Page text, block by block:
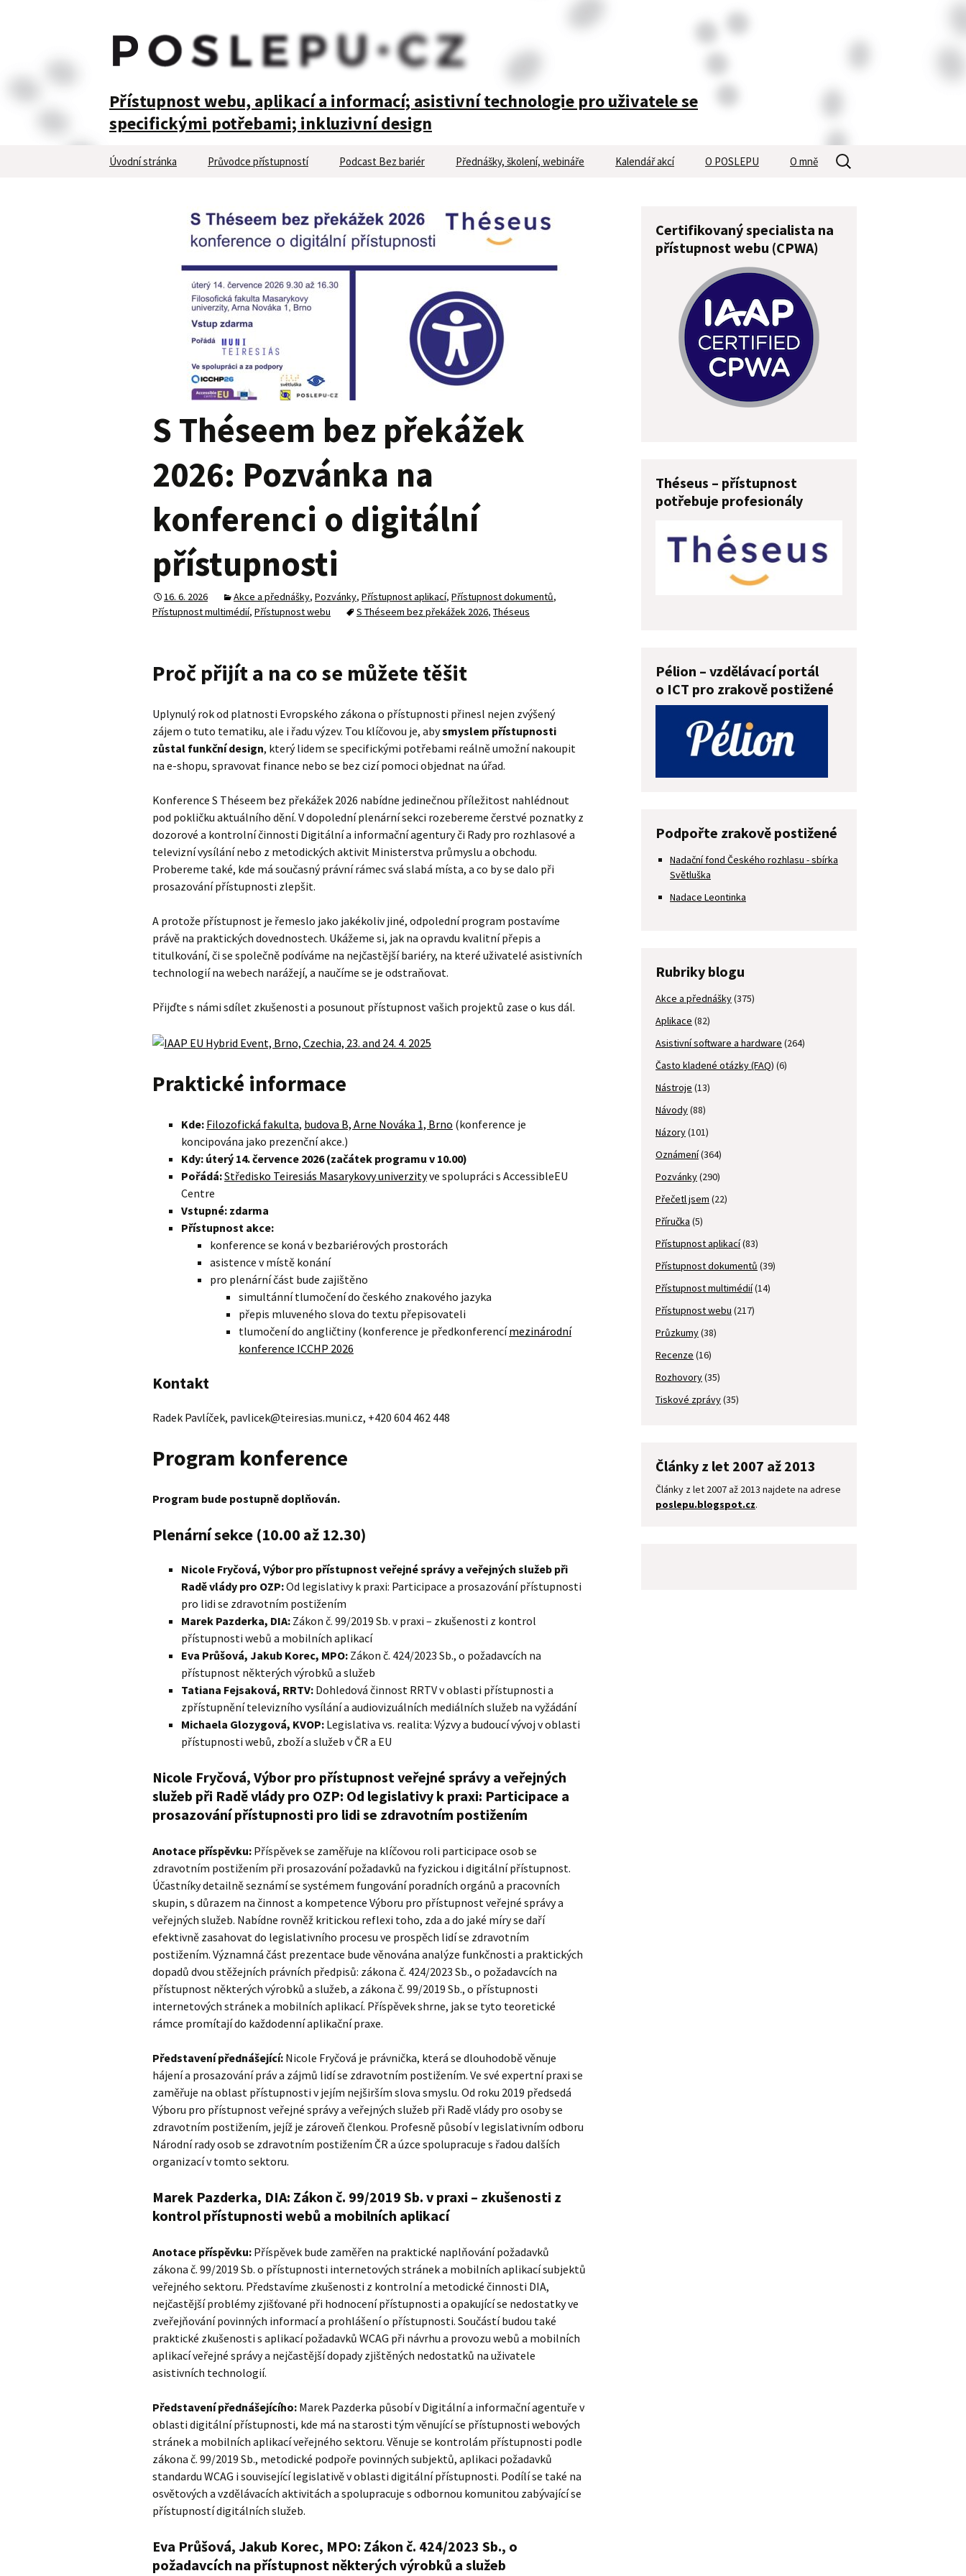
POSLEPU
Přístupnost webu, aplikací a informací; asistivní technologie pro uživatele se
specifickými potřebami; inkluzivní design
Přejít
Úvodní stránka Průvodce přístupností Podcast Bez bariér Přednášky, školení, webináře Kalendář akcí O POSLEPU O mně
Vyhledávání
S Théseem bez překážek
2026: Pozvánka na
konferenci o digitální
přístupnosti
16. 6. 2026 Akce a přednášky, Pozvánky, Přístupnost aplikací, Přístupnost dokumentů,
Přístupnost multimédií, Přístupnost webu S Théseem bez překážek 2026, Théseus
Proč přijít a na co se můžete těšit
Uplynulý rok od platnosti Evropského zákona o přístupnosti přinesl nejen zvýšený
zájem o tuto tematiku, ale i řadu výzev. Tou klíčovou je, abysmyslem přístupnosti
zůstal funkční design, který lidem se specifickými potřebami reálně umožní nakoupit
na e-shopu, spravovat finance nebo se bez cizí pomoci objednat na úřad.
Konference S Théseem bez překážek 2026 nabídne jedinečnou příležitost nahlédnout
pod pokličku aktuálního dění. V dopolední plenární sekci rozebereme čerstvé poznatky z
dozorové a kontrolní činnosti Digitální a informační agentury či Rady pro rozhlasové a
televizní vysílání nebo z metodických aktivit Ministerstva průmyslu a obchodu.
Probereme také, kde má současný právní rámec svá slabá místa, a co by se dalo při
prosazování přístupnosti zlepšit.
A protože přístupnost je řemeslo jako jakékoliv jiné, odpolední program postavíme
právě na praktických dovednostech. Ukážeme si, jak na opravdu kvalitní přepis a
titulkování, či se společně podíváme na nejčastější bariéry, na které uživatelé asistivních
technologií na webech narážejí, a naučíme se je odstraňovat.
Přijďte s námi sdílet zkušenosti a posunout přístupnost vašich projektů zase o kus dál.
Praktické informace
Kde: Filozofická fakulta, budova B, Arne Nováka 1, Brno (konference je
koncipována jako prezenční akce.)
Kdy: úterý 14. července 2026 (začátek programu v 10.00)
Pořádá:Středisko Teiresiás Masarykovy univerzityve spolupráci s AccessibleEU
Centre
Vstupné: zdarma
Přístupnost akce:
konference se koná v bezbariérových prostorách
asistence v místě konání
pro plenární část bude zajištěno
simultánní tlumočení do českého znakového jazyka
přepis mluveného slova do textu přepisovateli
tlumočení do angličtiny (konference je předkonferencímezinárodní
konference ICCHP 2026
Kontakt
Radek Pavlíček, pavlicek@teiresias.muni.cz, +420 604 462 448
Program konference
Program bude postupně doplňován.
Plenární sekce (10.00 až 12.30)
Nicole Fryčová, Výbor pro přístupnost veřejné správy a veřejných služeb při
Radě vlády pro OZP:Od legislativy k praxi: Participace a prosazování přístupnosti
pro lidi se zdravotním postižením
Marek Pazderka, DIA: Zákon č. 99/2019 Sb. v praxi – zkušenosti z kontrol
přístupnosti webů a mobilních aplikací
Eva Průšová, Jakub Korec, MPO: Zákon č. 424/2023 Sb., o požadavcích na
přístupnost některých výrobků a služeb
Tatiana Fejsaková, RRTV: Dohledová činnost RRTV v oblasti přístupnosti a
zpřístupnění televizního vysílání a audiovizuálních mediálních služeb na vyžádání
Michaela Glozygová, KVOP: Legislativa vs. realita: Výzvy a budoucí vývoj v oblasti
přístupnosti webů, zboží a služeb v ČR a EU
Nicole Fryčová, Výbor pro přístupnost veřejné správy a veřejných
služeb při Radě vlády pro OZP: Od legislativy k praxi: Participace a
prosazování přístupnosti pro lidi se zdravotním postižením
Anotace příspěvku: Příspěvek se zaměřuje na klíčovou roli participace osob se
zdravotním postižením při prosazování požadavků na fyzickou i digitální přístupnost.
Účastníky detailně seznámí se systémem fungování poradních orgánů a pracovních
skupin, s důrazem na činnost a kompetence Výboru pro přístupnost veřejné správy a
veřejných služeb. Nabídne rovněž kritickou reflexi toho, zda a do jaké míry se daří
efektivně zasahovat do legislativního procesu ve prospěch lidí se zdravotním
postižením. Významná část prezentace bude věnována analýze funkčnosti a praktických
dopadů dvou stěžejních právních předpisů: zákona č. 424/2023 Sb., o požadavcích na
přístupnost některých výrobků a služeb, a zákona č. 99/2019 Sb., o přístupnosti
internetových stránek a mobilních aplikací. Příspěvek shrne, jak se tyto teoretické
rámce promítají do každodenní aplikační praxe.
Představení přednášející: Nicole Fryčová je právnička, která se dlouhodobě věnuje
hájení a prosazování práv a zájmů lidí se zdravotním postižením. Ve své expertní praxi se
zaměřuje na oblast přístupnosti v jejím nejširším slova smyslu. Od roku 2019 předsedá
Výboru pro přístupnost veřejné správy a veřejných služeb při Radě vlády pro osoby se
zdravotním postižením, jejíž je zároveň členkou. Profesně působí v legislativním odboru
Národní rady osob se zdravotním postižením ČR a úzce spolupracuje s řadou dalších
organizací v tomto sektoru.
Marek Pazderka, DIA: Zákon č. 99/2019 Sb. v praxi – zkušenosti z
kontrol přístupnosti webů a mobilních aplikací
Anotace příspěvku: Příspěvek bude zaměřen na praktické naplňování požadavků
zákona č. 99/2019 Sb. o přístupnosti internetových stránek a mobilních aplikací subjektů
veřejného sektoru. Představíme zkušenosti z kontrolní a metodické činnosti DIA,
nejčastější problémy zjišťované při hodnocení přístupnosti a opakující se nedostatky ve
zveřejňování povinných informací a prohlášení o přístupnosti. Součástí budou také
praktické zkušenosti s aplikací požadavků WCAG při návrhu a provozu webů a mobilních
aplikací veřejné správy a nejčastější dopady zjištěných nedostatků na uživatele
asistivních technologií.
Představení přednášejícího: Marek Pazderka působí v Digitální a informační agentuře v
oblasti digitální přístupnosti, kde má na starosti tým věnující se přístupnosti webových
stránek a mobilních aplikací veřejného sektoru. Věnuje se kontrolám přístupnosti podle
zákona č. 99/2019 Sb., metodické podpoře povinných subjektů, aplikaci požadavků
standardu WCAG i související legislativě v oblasti digitální přístupnosti. Podílí se také na
osvětových a vzdělávacích aktivitách a spolupracuje s odbornou komunitou zabývající se
přístupností digitálních služeb.
Eva Průšová, Jakub Korec, MPO: Zákon č. 424/2023 Sb., o
požadavcích na přístupnost některých výrobků a služeb
Certifikovaný specialista na
přístupnost webu (CPWA)
Théseus – přístupnost
potřebuje profesionály
Pélion – vzdělávací portál
o ICT pro zrakově postižené
Podpořte zrakově postižené
Nadační fond Českého rozhlasu - sbírka
Světluška
Nadace Leontinka
Rubriky blogu
Akce a přednášky(375)
Aplikace (82)
Asistivní software a hardware (264)
Často kladené otázky (FAQ) (6)
Nástroje (13)
Návody(88)
Názory(101)
Oznámení(364)
Pozvánky(290)
Přečetl jsem (22)
Příručka (5)
Přístupnost aplikací(83)
Přístupnost dokumentů (39)
Přístupnost multimédií(14)
Přístupnost webu (217)
Průzkumy(38)
Recenze (16)
Rozhovory(35)
Tiskové zprávy(35)
Články z let 2007 až 2013
Články z let 2007 až 2013 najdete na adrese
poslepu.blogspot.cz.